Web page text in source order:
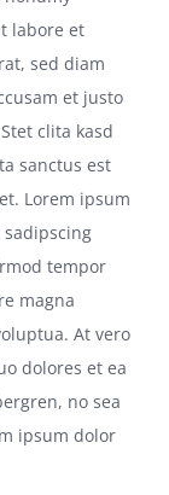
labore et
sed diam
et justo
clita kasd
sanctus est
Lorem ipsum
tempor
magna
At vero
dolores et ea
no sea
ipsum dolor